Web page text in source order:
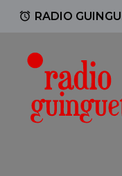
access_alarm RADIO